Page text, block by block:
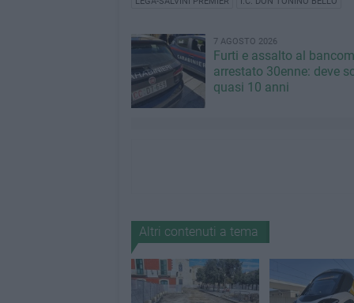
7 AGOSTO 2026
Furti e assalto al
arrestato 30enne: deve
quasi 10 anni
Altri contenuti a tema